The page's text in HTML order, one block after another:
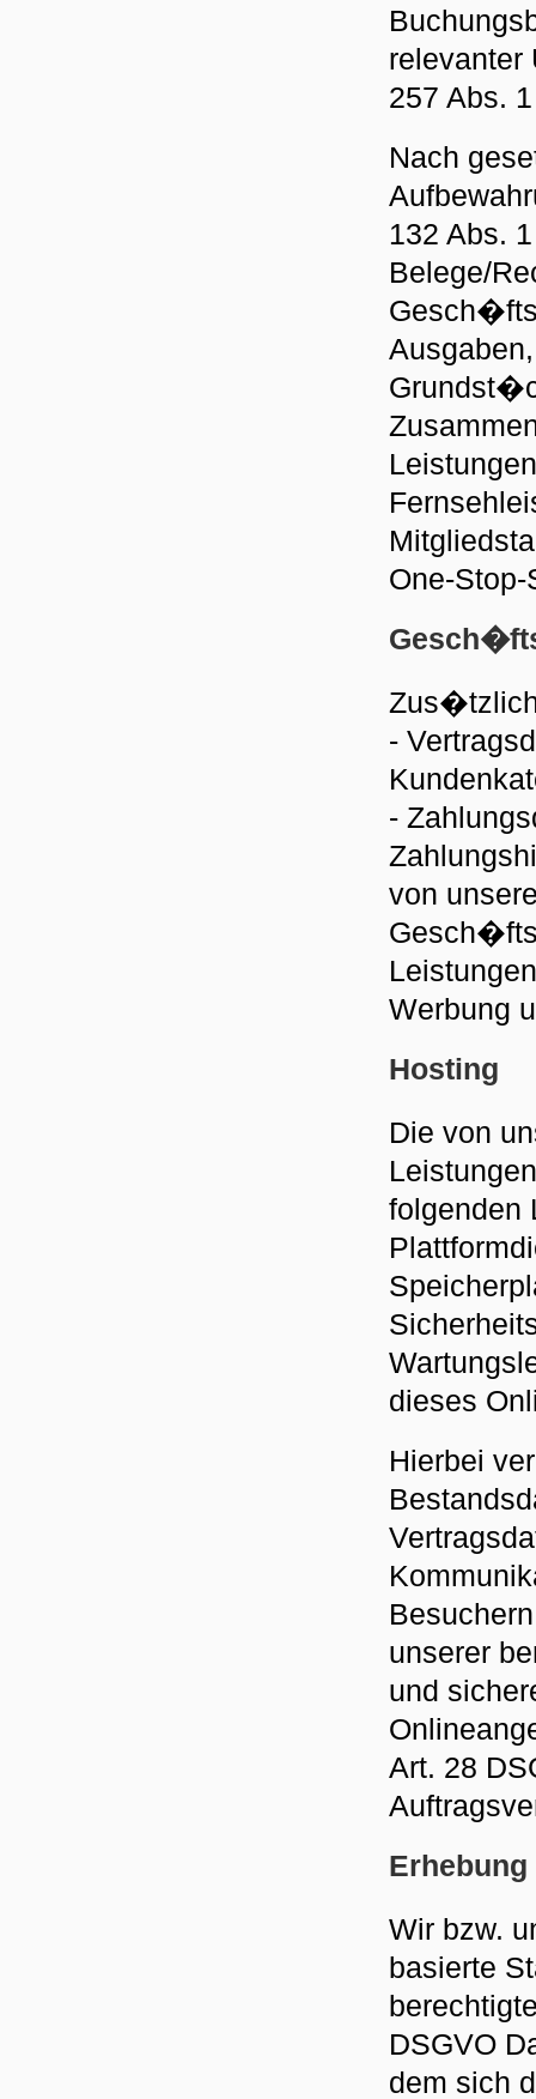
257 Abs.
Nach
132 Abs.
Belege/
One-
-
-
von
Werbung
Hosting
Die von
folgenden
dieses
Hierbei
unserer
und
Art. 28
Wir bzw.
basierte
DSGVO
dem sich